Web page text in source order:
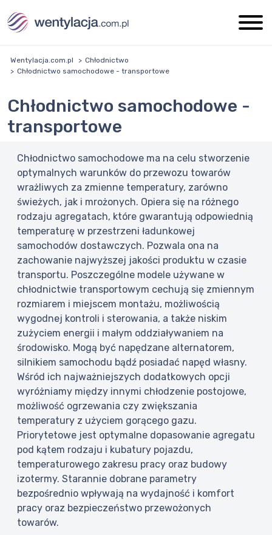
Wentylacja.com.pl
Chłodnictwo
Chłodnictwo samochodowe - transportowe
Chłodnictwo samochodowe -
transportowe
Chłodnictwo samochodowe ma na celu stworzenie
optymalnych warunków do przewozu towarów
wrażliwych za zmienne temperatury, zarówno
świeżych, jak i mrożonych. Opiera się na różnego
rodzaju agregatach, które gwarantują odpowiednią
temperaturę w przestrzeni ładunkowej
samochodów dostawczych. Pozwala ona na
zachowanie najwyższej jakości produktu w czasie
transportu. Poszczególne modele używane w
chłodnictwie transportowym cechują się zmiennym
rozmiarem i miejscem montażu, możliwością
wygodnej kontroli i sterowania, a także niskim
zużyciem energii i małym oddziaływaniem na
środowisko. Mogą być napędzane alternatorem,
silnikiem samochodu bądź posiadać napęd własny.
Wśród ich najważniejszych dodatkowych opcji
wyróżniamy między innymi chłodzenie postojowe,
możliwość ogrzewania czy zwiększania
temperatury z użyciem gorącego gazu.
Priorytetowe jest optymalne dopasowanie agregatu
pod kątem rodzaju i kubatury pojazdu,
temperaturowego zakresu pracy oraz budowy
izotermy. Starannie dobrane parametry
bezpośrednio wpływają na wydajność i komfort
pracy oraz bezpieczeństwo przewożonych
towarów.